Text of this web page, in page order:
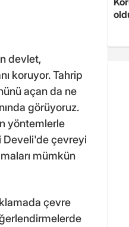
devlet,
koruyor. Tahrip
açan da ne
görüyoruz.
yöntemlerle
Develi'de çevreyi
mümkün
çevre